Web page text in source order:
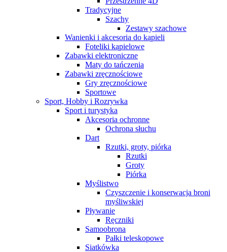
Tradycyjne
Szachy
Zestawy szachowe
Wanienki i akcesoria do kąpieli
Foteliki kąpielowe
Zabawki elektroniczne
Maty do tańczenia
Zabawki zręcznościowe
Gry zręcznościowe
Sportowe
Sport, Hobby i Rozrywka
Sport i turystyka
Akcesoria ochronne
Ochrona słuchu
Dart
Rzutki, groty, piórka
Rzutki
Groty
Piórka
Myślistwo
Czyszczenie i konserwacja broni
myśliwskiej
Pływanie
Ręczniki
Samoobrona
Pałki teleskopowe
Siatkówka